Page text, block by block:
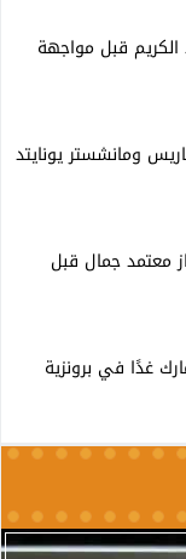
قبل مواجهة
ومانشستر يونايتد
معتمد جمال قبل
غدًا في برونزية